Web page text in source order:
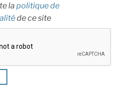
la politique de
de ce site